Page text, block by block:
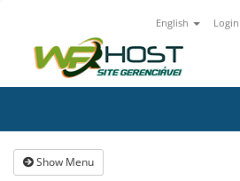
English Login
Show Menu